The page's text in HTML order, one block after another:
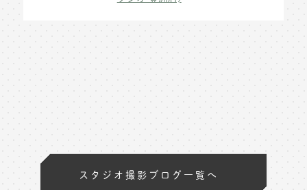
スタジオ撮影ブログ一覧へ